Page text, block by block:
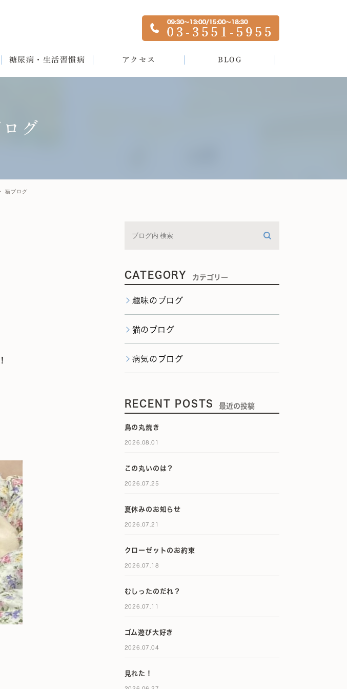
糖尿病・生活習慣病
健診後の治療について
アクセス BLOG
グ
猫ブログ
CATEGORY カテゴリー
趣味のブログ
猫のブログ
病気のブログ
RECENT POSTS 最近の投稿
鳥の丸焼き
2026.08.01
この丸いのは？
2026.07.25
夏休みのお知らせ
2026.07.21
クローゼットのお約束
2026.07.18
むしったのだれ？
2026.07.11
ゴム遊び大好き
2026.07.04
見れた！